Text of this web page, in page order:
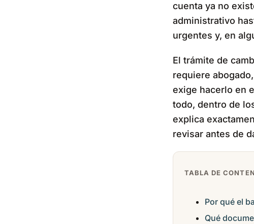
cuenta ya no
administrativo
urgentes y, en
El trámite de
requiere
exige hacerlo en
todo, dentro de
explica
revisar antes de
TABLA DE
Por qué el
Qué